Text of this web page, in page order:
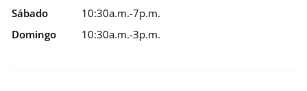
Sábado
10:30a.m.-7p.m.
Domingo
10:30a.m.-3p.m.